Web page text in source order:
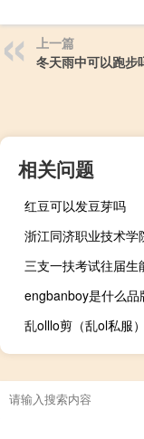
上一篇
冬天雨中可以跑步
相关问题
红豆可以发豆芽吗
浙江同济职业技术学
三支一扶考试往届生
engbanboy是什么品
乱olllo剪（乱ol私服）